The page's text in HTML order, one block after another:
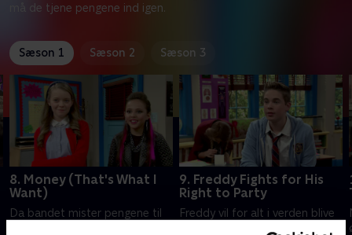
må de tjene pengene ind igen.
Sæson 1 Sæson 2 Sæson 3
8. Money (That's What I
Want)
Da bandet mister pengene til
9. Freddy Fights for His
Right to Party
Freddy vil for alt i verden blive